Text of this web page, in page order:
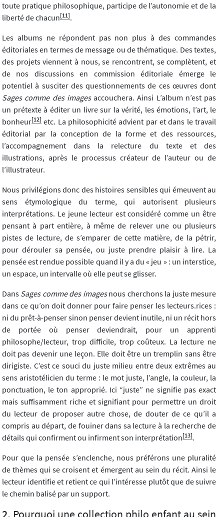
toute pratique philosophique, participe de l’autonomie et de la
liberté de chacun[11].
Les albums ne répondent pas non plus à des commandes
éditoriales en termes de message ou de thématique. Des textes,
des projets viennent à nous, se rencontrent, se complètent, et
de nos discussions en commission éditoriale émerge le
potentiel à susciter des questionnements de ces œuvres dont
Sages comme des imagesaccouchera. Ainsi L’album n’est pas
un prétexte à éditer un livre sur la vérité, les émotions, l’art, le
bonheur[12] etc. La philosophicité advient par et dans le travail
éditorial par la conception de la forme et des ressources,
l’accompagnement dans la relecture du texte et des
illustrations, après le processus créateur de l’auteur ou de
l’illustrateur.
Nous privilégions donc des histoires sensibles qui émeuvent au
sens étymologique du terme, qui autorisent plusieurs
interprétations. Le jeune lecteur est considéré comme un être
pensant à part entière, à même de relever une ou plusieurs
pistes de lecture, de s’emparer de cette matière, de la pétrir,
pour dérouler sa pensée, ou juste prendre plaisir à lire. La
pensée est rendue possible quand il y a du « jeu » : un interstice,
un espace, un intervalle où elle peut se glisser.
Dans Sages comme des imagesnous cherchons la juste mesure
dans ce qu’on doit donner pour faire penser les lecteurs.rices :
ni du prêt-à-penser sinon penser devient inutile, ni un récit hors
de portée où penser deviendrait, pour un apprenti
philosophe/lecteur, trop difficile, trop coûteux. La lecture ne
doit pas devenir une leçon. Elle doit être un tremplin sans être
dirigiste. C’est ce souci du juste milieu entre deux extrêmes au
sens aristotélicien du terme : le mot juste, l’angle, la couleur, la
ponctuation, le ton approprié. Ici “juste” ne signifie pas exact
mais suffisamment riche et signifiant pour permettre un droit
du lecteur de proposer autre chose, de douter de ce qu’il a
compris au départ, de fouiner dans sa lecture à la recherche de
détails qui confirment ou infirment son interprétation[13].
Pour que la pensée s’enclenche, nous préférons une pluralité
de thèmes qui se croisent et émergent au sein du récit. Ainsi le
lecteur identifie et retient ce qui l’intéresse plutôt que de suivre
le chemin balisé par un support.